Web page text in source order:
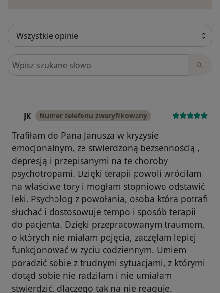
Szukaj w opiniach
JK Numer telefonu zweryfikowany
Trafiłam do Pana Janusza w kryzysie
emocjonalnym, ze stwierdzoną bezsennością ,
depresją i przepisanymi na te choroby
psychotropami. Dzięki terapii powoli wróciłam
na właściwe tory i mogłam stopniowo odstawić
leki. Psycholog z powołania, osoba która potrafi
słuchać i dostosowuje tempo i sposób terapii
do pacjenta. Dzięki przepracowanym traumom,
o których nie miałam pojęcia, zaczęłam lepiej
funkcjonować w życiu codziennym. Umiem
poradzić sobie z trudnymi sytuacjami, z którymi
dotąd sobie nie radziłam i nie umiałam
stwierdzić, dlaczego tak na nie reaguje.